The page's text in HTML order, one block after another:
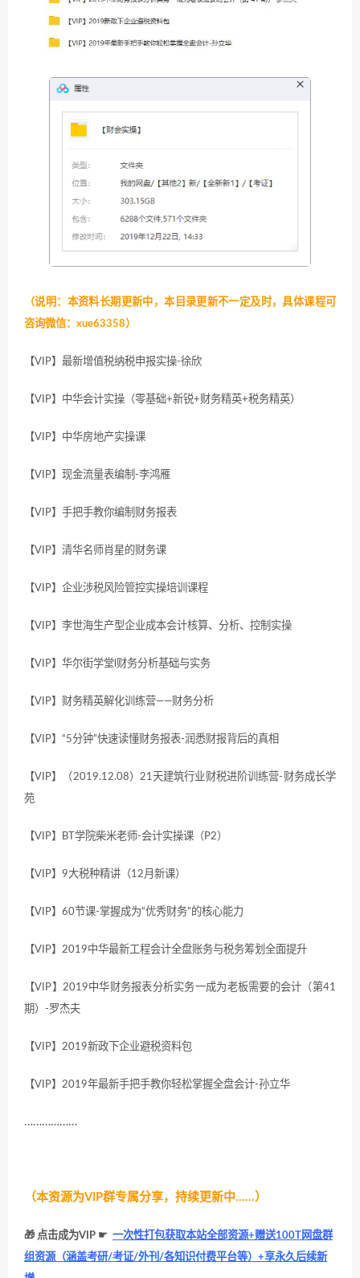
（说明：本资料长期更新中，本目录更新不一定及时，具体课程可
咨询微信：xue63358）
【VIP】最新增值税纳税申报实操-徐欣
【VIP】中华会计实操（零基础+新锐+财务精英+税务精英）
【VIP】中华房地产实操课
【VIP】现金流量表编制-李鸿雁
【VIP】手把手教你编制财务报表
【VIP】清华名师肖星的财务课
【VIP】企业涉税风险管控实操培训课程
【VIP】李世海生产型企业成本会计核算、分析、控制实操
【VIP】华尔街学堂l财务分析基础与实务
【VIP】财务精英解化训练营——财务分析
【VIP】“5分钟”快速读懂财务报表-润悉财报背后的真相
【VIP】（2019.12.08）21天建筑行业财税进阶训练营-财务成长学
苑
【VIP】BT学院柴米老师-会计实操课（P2）
【VIP】9大税种精讲（12月新课）
【VIP】60节课-掌握成为“优秀财务”的核心能力
【VIP】2019中华最新工程会计全盘账务与税务筹划全面提升
【VIP】2019中华财务报表分析实务一成为老板需要的会计（第41
期）-罗杰夫
【VIP】2019新政下企业避税资料包
【VIP】2019年最新手把手教你轻松掌握全盘会计-孙立华
………………
（本资源为VIP群专属分享，持续更新中……）
🎁 点击成为VIP ☛ 一次性打包获取本站全部资源+赠送100T网盘群
组资源（涵盖考研/考证/外刊/各知识付费平台等）+享永久后续新